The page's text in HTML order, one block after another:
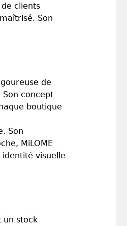
clients
Son
de
Son concept
boutique
Son
MiLOME
visuelle
un stock